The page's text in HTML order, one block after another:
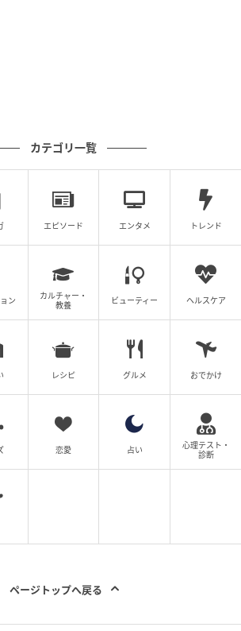
に関するテーマを得意としている。
スを目指す方へ向けた情報ブログを
元記事で読む
分前に、絶望的な場所変更！「で、ど
ますか？」→ 辞退した結果が幸せすぎ
事をもっとみる
カテゴリ一覧
エピソード エンタメ トレンド
ン
カルチャー・
教養
ビューティー ヘルスケア
レシピ グルメ おでかけ
恋愛 占い
心理テスト・
診断
ページトップへ戻る